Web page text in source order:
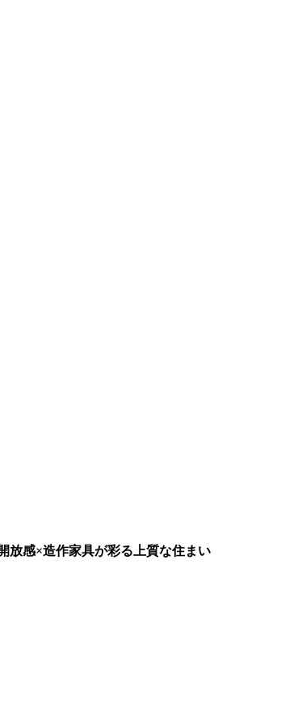
放感×造作家具が彩る上質な住まい